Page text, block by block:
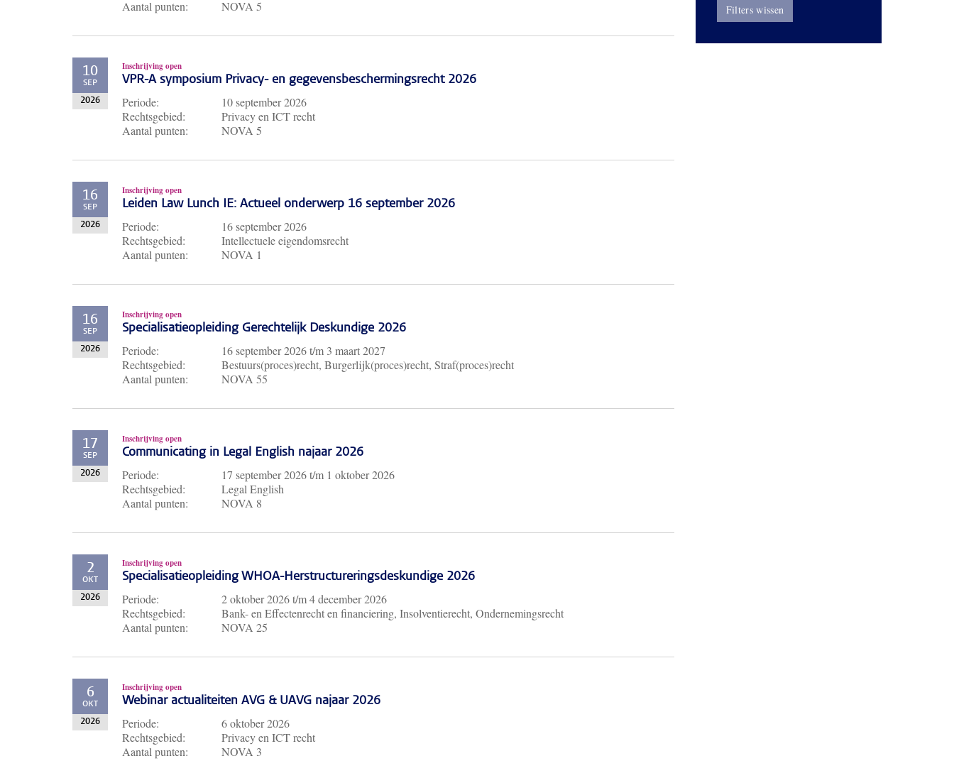
Aantal punten:
NOVA 5
10
SEP
2026
Inschrijving open
VPR-A symposium Privacy- en gegevensbeschermingsrecht 2026
Periode:
10 september 2026
Rechtsgebied:
Privacy en ICT recht
Aantal punten:
NOVA 5
16
SEP
2026
Inschrijving open
Leiden Law Lunch IE: Actueel onderwerp 16 september 2026
Periode:
16 september 2026
Rechtsgebied:
Intellectuele eigendomsrecht
Aantal punten:
NOVA 1
16
SEP
2026
Inschrijving open
Specialisatieopleiding Gerechtelijk Deskundige 2026
Periode: 16 september 2026t/m 3 maart 2027
Rechtsgebied:
Bestuurs(proces)recht, Burgerlijk(proces)recht, Straf(proces)recht
Aantal punten:
NOVA 55
17
SEP
2026
Inschrijving open
Communicating in Legal English najaar 2026
Periode: 17 september 2026t/m 1 oktober 2026
Rechtsgebied:
Legal English
Aantal punten:
NOVA 8
2
OKT
2026
Inschrijving open
Specialisatieopleiding WHOA-Herstructureringsdeskundige 2026
Periode: 2 oktober 2026t/m4 december 2026
Rechtsgebied:
Bank- en Effectenrecht en financiering, Insolventierecht, Ondernemingsrecht
Aantal punten:
NOVA 25
6
OKT
2026
Inschrijving open
Webinar actualiteiten AVG & UAVG najaar 2026
Periode:
6 oktober 2026
Rechtsgebied:
Privacy en ICT recht
Aantal punten:
NOVA 3
Filters wissen